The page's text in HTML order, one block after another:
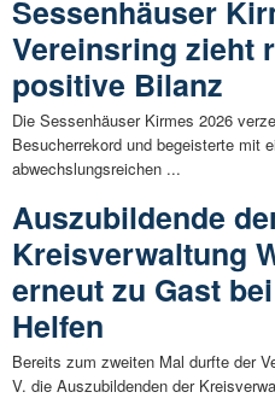
Sessenhäuser
Vereinsring zieht
positive Bilanz
Die Sessenhäuser Kirmes 2026
Besucherrekord und begeisterte mit
abwechslungsreichen ...
Auszubildende
Kreisverwaltung
erneut zu Gast
Helfen
Bereits zum zweiten Mal durfte der
V. die Auszubildenden der